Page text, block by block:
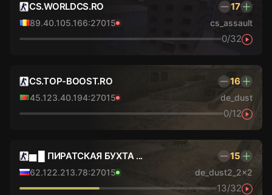
CS.WORLDCS.RO 17
89.40.105.166:27015 cs_assault
0/32
CS.TOP-BOOST.RO 16
45.123.40.194:27015 de_dust
0/12
▅ █ ПИРАТСКАЯ БУХТА ... 15
62.122.213.78:27015 de_dust2_2x2
13/32